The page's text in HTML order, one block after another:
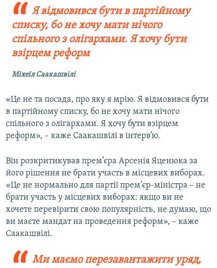
Я відмовився бути в партійному
списку, бо не хочу мати нічого
спільного з олігархами. Я хочу бути
взірцем реформ
Міхеїл Саакашвілі
«Це не та посада, про яку я мрію. Я відмовився бути
в партійному списку, бо не хочу мати нічого
спільного з олігархами. Я хочу бути взірцем
реформ», – каже Саакашвілі в інтерв’ю.
Він розкритикував прем’єра Арсенія Яценюка за
його рішення не брати участь в місцевих виборах.
«Це не нормально для партії прем’єр-міністра – не
брати участь у місцевих виборах: якщо ви не
хочете перевірити свою популярність, не думаю, що
ви маєте мандат на проведення реформ», – каже
Саакашвілі.
Ми маємо перезавантажити уряд,